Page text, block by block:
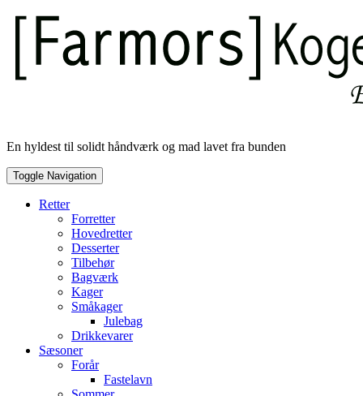
Skip
content
En hyldest til solidt håndværk og mad lavet fra bunden
Toggle Navigation
Retter
Forretter
Hovedretter
Desserter
Tilbehør
Bagværk
Kager
Småkager
Julebag
Drikkevarer
Sæsoner
Forår
Fastelavn